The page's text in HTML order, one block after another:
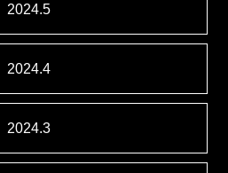
2024.5
2024.4
2024.3